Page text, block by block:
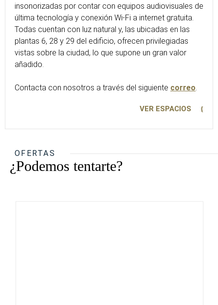
insonorizadas por contar con equipos audiovisuales de
última tecnología y conexión Wi-Fi a internet gratuita.
Todas cuentan con luz natural y, las ubicadas en las
plantas 6, 28 y 29 del edificio, ofrecen privilegiadas
vistas sobre la ciudad, lo que supone un gran valor
añadido.
Contacta con nosotros a través del siguiente correo.
VER ESPACIOS
OFERTAS
¿Podemos tentarte?